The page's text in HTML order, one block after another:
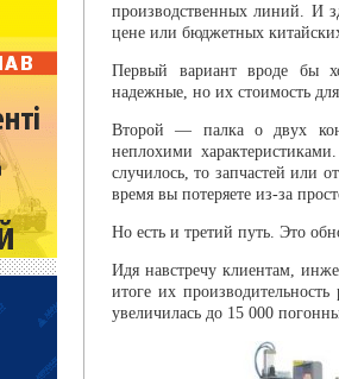
производственных линий. И
цене или бюджетных
Первый вариант вроде бы
надежные, но их стоимость
Второй — палка о двух
неплохими
случилось, то запчастей или
время вы потеряете из-за
Но есть и третий путь. Это
Идя навстречу клиентам,
итоге их
увеличилась до 15 000